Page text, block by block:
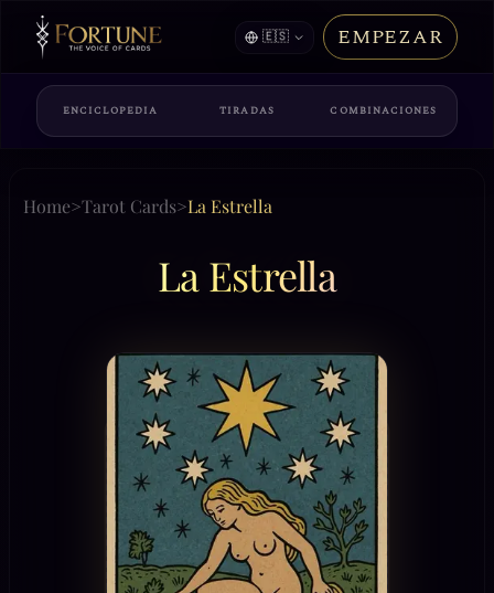
🇪🇸 EMPEZAR
ENCICLOPEDIA TIRADAS COMBINACIONES
Home>Tarot Cards>La Estrella
La Estrella